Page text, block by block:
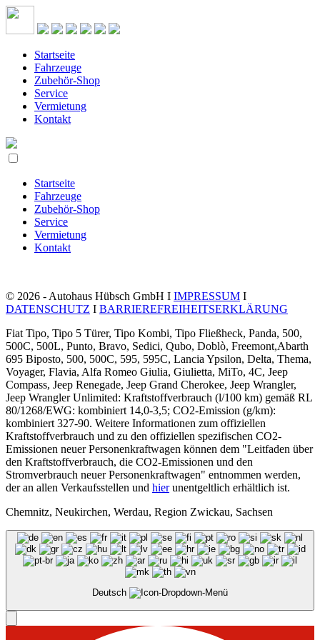
Startseite
Fahrzeuge
Zubehör-Shop
Service
Vermietung
Kontakt
Startseite
Fahrzeuge
Zubehör-Shop
Service
Vermietung
Kontakt
© 2026 - Autohaus Hübsch GmbH I IMPRESSUM I
DATENSCHUTZ I BARRIEREFREIHEITSERKLÄRUNG
Fiat Tipo, Tipo 5 Türer, Tipo Kombi, Tipo Fließheck, Panda, 500,
500C, 500L, Punto, Bravo, Sedici, Qubo, Doblò, Freemont,Abarth
695 Biposto, 500, 500C, 595, 595C, Lancia Ypsilon, Delta, Thema,
Voyager, Flavia, Alfa Romeo Giulia, Giulietta, MiTo, 4C, Jeep
Compass, Jeep Renegade, Jeep Grand Cherokee, Jeep Wrangler,
Jeep Wrangler Unlimited: Kraftstoffverbrauch (l/100 km) gemäß RL
80/1268/EWG: kombiniert 14,0-3,5; CO2-Emission (g/km):
kombiniert 327-90. Weitere Informationen zum offiziellen
Kraftstoffverbrauch und zu den offiziellen spezifischen CO2-
Emissionen neuer Personenkraftwagen können dem "Leitfaden über
den Kraftstoffverbrauch, die CO2-Emissionen und den
Stromverbrauch neuer Personenkraftwagen" entnommen werden,
der an allen Verkaufsstellen und hierunentgeltlich erhältlich ist.
Chemnitz, Neukirchen, Werdau, Region Zwickau, Sachsen
Deutsch